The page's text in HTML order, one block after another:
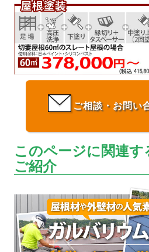
ご相談・お問い
このページに関連
ご紹介